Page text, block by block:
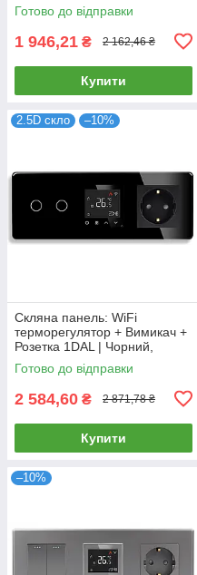
Золото (P228-SW1G-TR.WF-
ST.GD)
Готово до відправки
1 946,21 ₴ 2 162,46 ₴
Купити
2.5D скло –10%
Скляна панель: WiFi
терморегулятор + Вимикач +
Розетка 1DAL | Чорний,
(G228D-SW2G-TR.WF-ST.BL)
Готово до відправки
2 584,60 ₴ 2 871,78 ₴
Купити
–10%